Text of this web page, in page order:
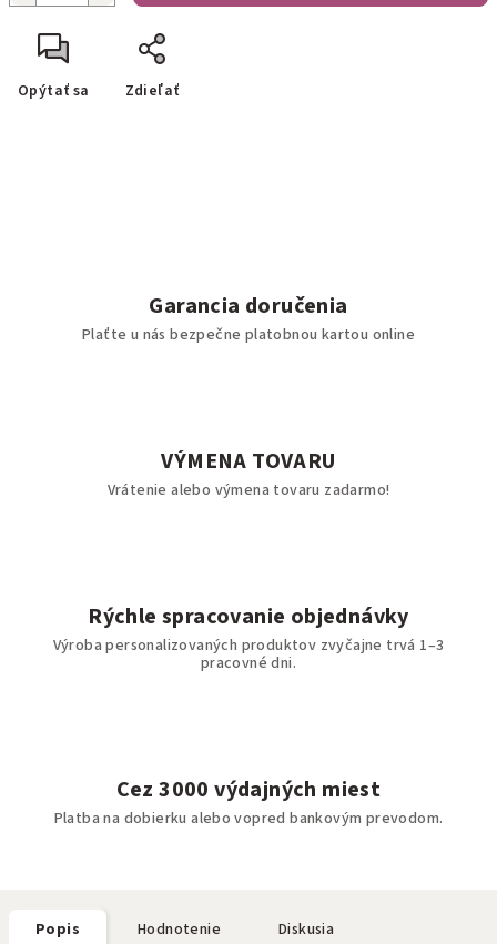
Opýtať sa Zdieľať
Garancia doručenia
Plaťte u nás bezpečne platobnou kartou online
VÝMENA TOVARU
Vrátenie alebo výmena tovaru zadarmo!
Rýchle spracovanie objednávky
Výroba personalizovaných produktov zvyčajne trvá 1–3
pracovné dni.
Cez 3000 výdajných miest
Platba na dobierku alebo vopred bankovým prevodom.
Popis Hodnotenie Diskusia